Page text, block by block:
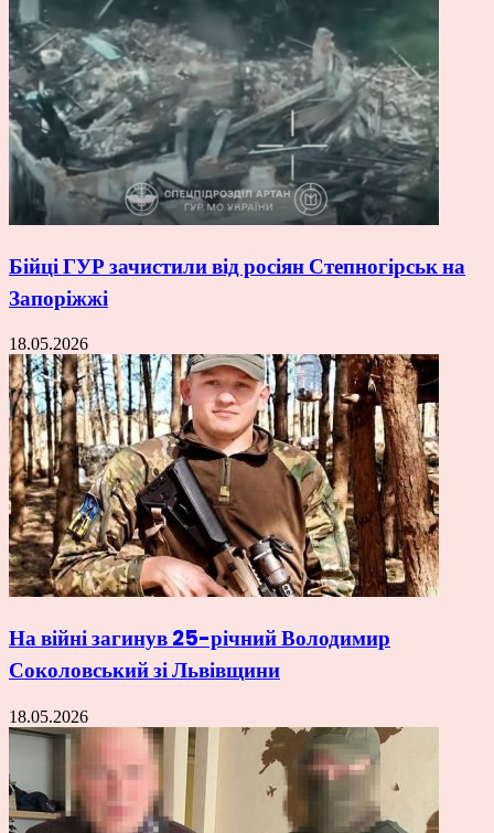
Бійці ГУР зачистили від росіян Степногірськ на
Запоріжжі
18.05.2026
На війні загинув 25-річний Володимир
Соколовський зі Львівщини
18.05.2026